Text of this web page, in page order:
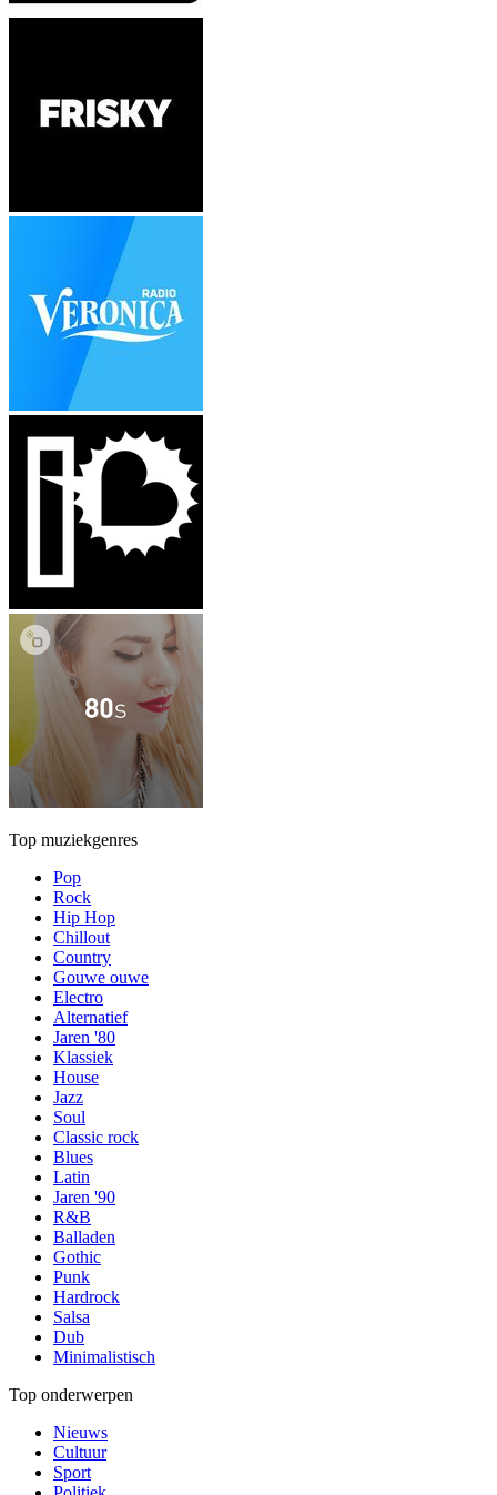
Top muziekgenres
Pop
Rock
Hip Hop
Chillout
Country
Gouwe ouwe
Electro
Alternatief
Jaren '80
Klassiek
House
Jazz
Soul
Classic rock
Blues
Latin
Jaren '90
R&B
Balladen
Gothic
Punk
Hardrock
Salsa
Dub
Minimalistisch
Top onderwerpen
Nieuws
Cultuur
Sport